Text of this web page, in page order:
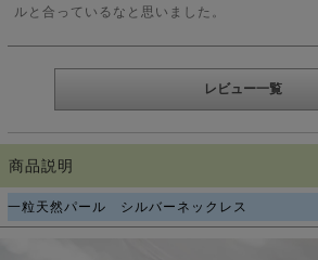
ルと合っているなと思いました。
レビュー一覧
商品説明
一粒天然パール シルバーネックレス